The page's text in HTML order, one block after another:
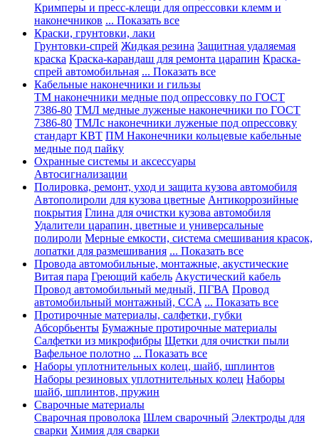
Кримперы и пресс-клещи для опрессовки клемм и
наконечников ... Показать все
Краски, грунтовки, лаки
Грунтовки-спрей Жидкая резина Защитная удаляемая
краска Краска-карандаш для ремонта царапин Краска-
спрей автомобильная ... Показать все
Кабельные наконечники и гильзы
ТМ наконечники медные под опрессовку по ГОСТ
7386-80 ТМЛ медные луженые наконечники по ГОСТ
7386-80 ТМЛс наконечники луженые под опрессовку
стандарт КВТ ПМ Наконечники кольцевые кабельные
медные под пайку
Охранные системы и аксессуары
Автосигнализации
Полировка, ремонт, уход и защита кузова автомобиля
Автополироли для кузова цветные Антикоррозийные
покрытия Глина для очистки кузова автомобиля
Удалители царапин, цветные и универсальные
полироли Мерные емкости, система смешивания красок,
лопатки для размешивания ... Показать все
Провода автомобильные, монтажные, акустические
Витая пара Греющий кабель Акустический кабель
Провод автомобильный медный, ПГВА Провод
автомобильный монтажный, CCA ... Показать все
Протирочные материалы, салфетки, губки
Абсорбьенты Бумажные протирочные материалы
Салфетки из микрофибры Щетки для очистки пыли
Вафельное полотно ... Показать все
Наборы уплотнительных колец, шайб, шплинтов
Наборы резиновых уплотнительных колец Наборы
шайб, шплинтов, пружин
Сварочные материалы
Сварочная проволока Шлем сварочный Электроды для
сварки Химия для сварки